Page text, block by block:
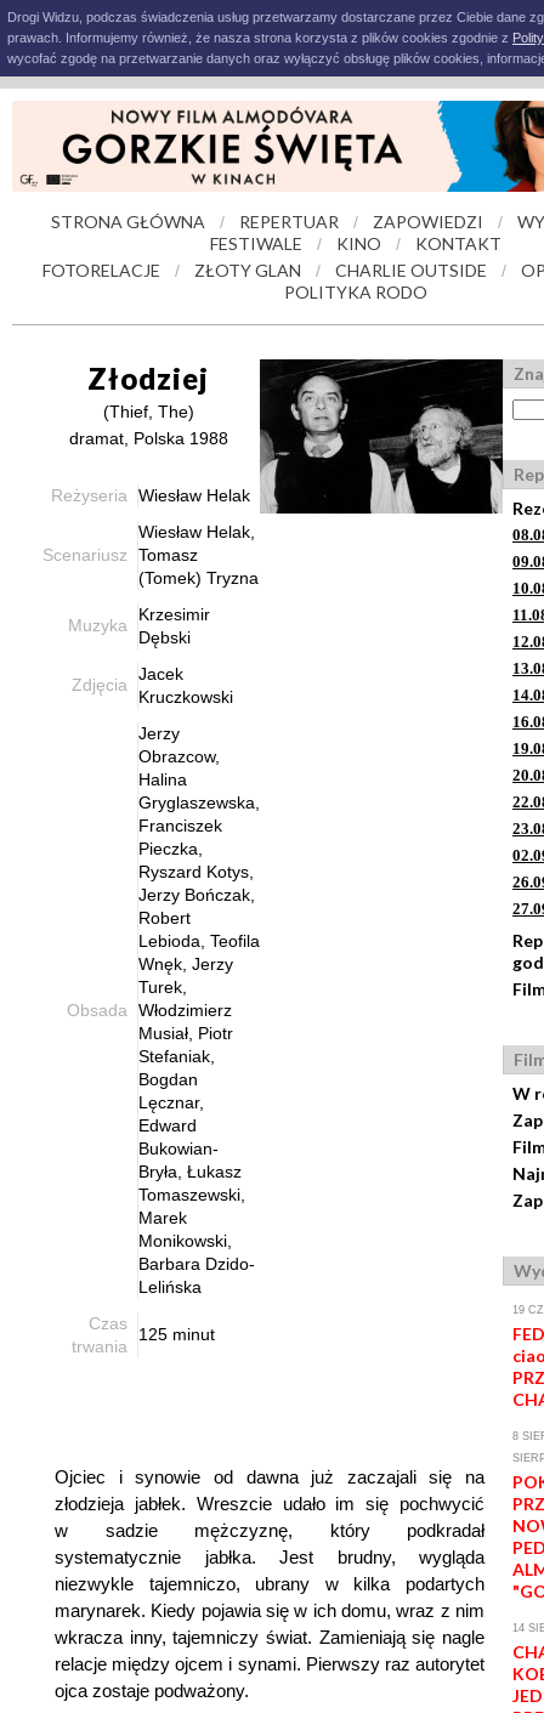
Drogi Widzu, podczas świadczenia usług przetwarzamy dostarczane przez Ciebie dane
prawach. Informujemy również, że nasza strona korzysta z plików cookies zgodnie z
wycofać zgodę na przetwarzanie danych oraz wyłączyć obsługę plików cookies,
STRONA GŁÓWNA / REPERTUAR / ZAPOWIEDZI /
FESTIWALE
/ KINO /
KONTAKT
FOTORELACJE
/ ZŁOTY GLAN / CHARLIE OUTSIDE /
POLITYKA RODO
Złodziej
(Thief, The)
dramat, Polska 1988
Reżyseria Wiesław Helak
Scenariusz
Wiesław Helak,
Tomasz
(Tomek) Tryzna
Muzyka
Krzesimir
Dębski
Zdjęcia
Jacek
Kruczkowski
Obsada
Jerzy
Obrazcow,
Halina
Gryglaszewska,
Franciszek
Pieczka,
Ryszard Kotys,
Jerzy Bończak,
Robert
Lebioda, Teofila
Wnęk, Jerzy
Turek,
Włodzimierz
Musiał, Piotr
Stefaniak,
Bogdan
Lęcznar,
Edward
Bukowian-
Bryła, Łukasz
Tomaszewski,
Marek
Monikowski,
Barbara Dzido-
Lelińska
Czas
trwania
125 minut
Ojciec i synowie od dawna już zaczajali się na
złodzieja jabłek. Wreszcie udało im się pochwycić
w sadzie mężczyznę, który podkradał
systematycznie jabłka. Jest brudny, wygląda
niezwykle tajemniczo, ubrany w kilka podartych
marynarek. Kiedy pojawia się w ich domu, wraz z nim
wkracza inny, tajemniczy świat. Zamieniają się nagle
relacje między ojcem i synami. Pierwszy raz autorytet
ojca zostaje podważony.
W
19
8
14